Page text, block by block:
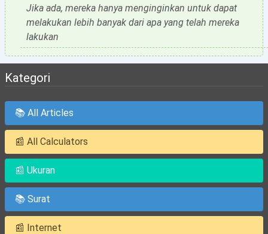
Jika ada, mereka hanya menginginkan untuk dapat
melakukan lebih banyak dari apa yang telah mereka
lakukan
Kategori
📚 All Articles
📰 All Calculators
📰 Ukuran
📚 Surat
📰 Internet